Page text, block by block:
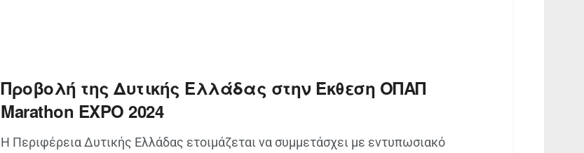
Προβολή της Δυτικής Ελλάδας στην Έκθεση ΟΠΑΠ
Marathon EXPO 2024
Η Περιφέρεια Δυτικής Ελλάδας ετοιμάζεται να συμμετάσχει με εντυπωσιακό